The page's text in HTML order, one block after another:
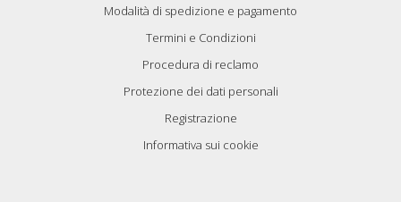
Modalità di spedizione e pagamento
Termini e Condizioni
Procedura di reclamo
Protezione dei dati personali
Registrazione
Informativa sui cookie